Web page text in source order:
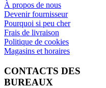
À propos de nous
Devenir fournisseur
Pourquoi si peu cher
Frais de livraison
Politique de cookies
Magasins et horaires
CONTACTS DES
BUREAUX